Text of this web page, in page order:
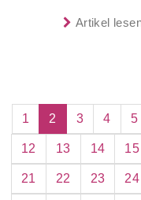
der
Bevölkerung
Einkommen
SILC)
innerhalb
gestiegen:
Artikel
1 2 3 4 5
12 13 14 15
21 22 23 24